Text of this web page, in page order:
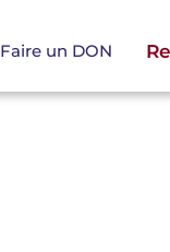
Faire un DON